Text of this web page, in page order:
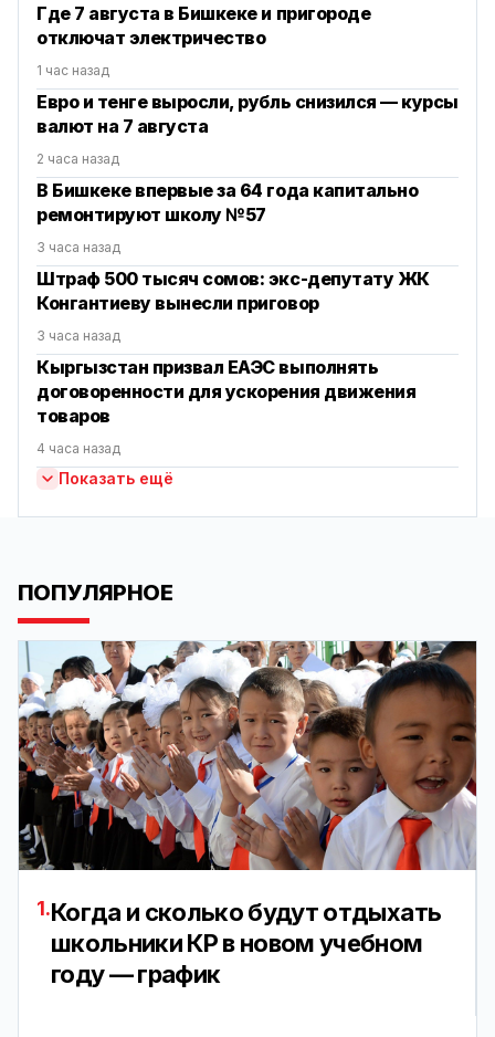
Где 7 августа в Бишкеке и пригороде
отключат электричество
1 час назад
Евро и тенге выросли, рубль снизился — курсы
валют на 7 августа
2 часа назад
В Бишкеке впервые за 64 года капитально
ремонтируют школу №57
3 часа назад
Штраф 500 тысяч сомов: экс-депутату ЖК
Конгантиеву вынесли приговор
3 часа назад
Кыргызстан призвал ЕАЭС выполнять
договоренности для ускорения движения
товаров
4 часа назад
Показать ещё
ПОПУЛЯРНОЕ
1.Когда и сколько будут отдыхать
школьники КР в новом учебном
году — график